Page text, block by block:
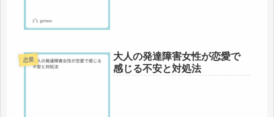
恋愛
大人の発達障害女性が恋愛で
感じる不安と対処法